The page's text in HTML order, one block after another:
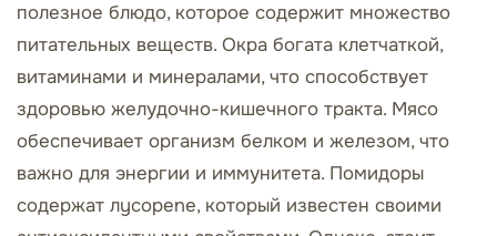
полезное блюдо, которое содержит множество
питательных веществ. Окра богата клетчаткой,
витаминами и минералами, что способствует
здоровью желудочно-кишечного тракта. Мясо
обеспечивает организм белком и железом, что
важно для энергии и иммунитета. Помидоры
содержат лycopene, который известен своими